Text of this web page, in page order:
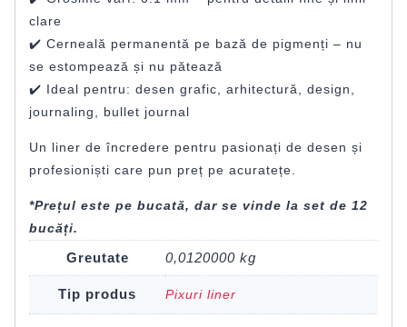
clare
✔️ Cerneală permanentă pe bază de pigmenți – nu
se estompează și nu pătează
✔️ Ideal pentru: desen grafic, arhitectură, design,
journaling, bullet journal
Un liner de încredere pentru pasionați de desen și
profesioniști care pun preț pe acuratețe.
*Prețul este pe bucată, dar se vinde la set de 12
bucăți.
Greutate 0,0120000 kg
Tip produs Pixuri liner